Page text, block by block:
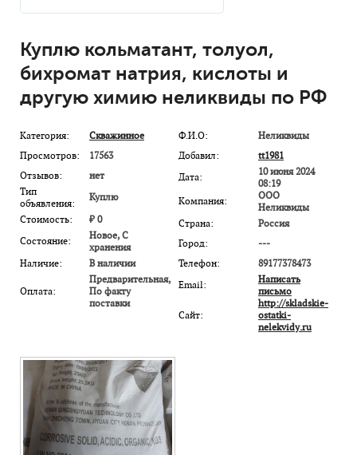
Куплю кольматант, толуол,
бихромат натрия, кислоты и
другую химию неликвиды по РФ
Категория:
Скважинное
Просмотров:
17563
Отзывов:
нет
Тип
объявления:
Куплю
Стоимость:
₽ 0
Состояние:
Новое, С
хранения
Наличие:
В наличии
Оплата:
Предварительная,
По факту
поставки
Ф.И.О:
Неликвиды
Добавил:
tt1981
Дата:
10 июня 2024
08:19
Компания:
ООО
Неликвиды
Страна:
Россия
Город:
---
Телефон:
89177378473
Email:
Написать
письмо
Сайт:
http://skladskie-
ostatki-
nelekvidy.ru